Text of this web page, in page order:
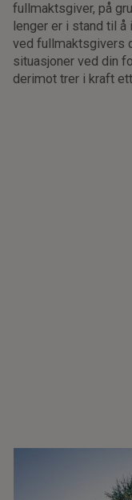
fullmaktsgiver, på
lenger er i stand til
ved fullmaktsgivers
situasjoner ved din
derimot trer i kraft